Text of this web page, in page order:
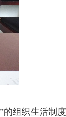
组织生活制